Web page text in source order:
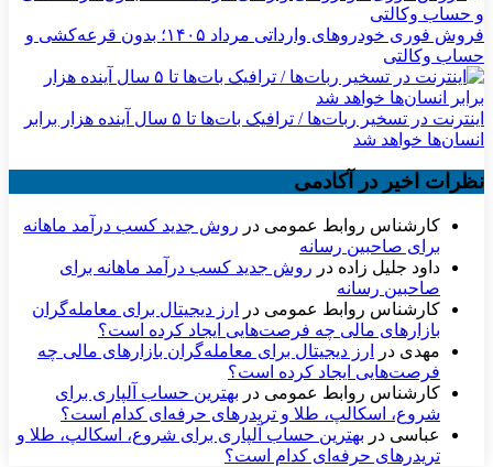
فروش فوری خودروهای وارداتی مرداد ۱۴۰۵؛ بدون قرعه‌کشی و
حساب وکالتی
اینترنت در تسخیر ربات‌ها / ترافیک بات‌ها تا ۵ سال آینده هزار برابر
انسان‌ها خواهد شد
نظرات اخیر در آکادمی
کارشناس روابط عمومی در روش جدید کسب درآمد ماهانه
برای صاحبین رسانه
داود جلیل زاده در روش جدید کسب درآمد ماهانه برای
صاحبین رسانه
کارشناس روابط عمومی در
ارز دیجیتال برای معامله‌گران
بازارهای مالی چه فرصت‌هایی ایجاد کرده است؟
مهدی در
ارز دیجیتال برای معامله‌گران بازارهای مالی چه
فرصت‌هایی ایجاد کرده است؟
کارشناس روابط عمومی در بهترین حساب آلپاری برای
شروع، اسکالپ، طلا و تریدرهای حرفه‌ای کدام است؟
عباسی در بهترین حساب آلپاری برای شروع، اسکالپ، طلا و
تریدرهای حرفه‌ای کدام است؟